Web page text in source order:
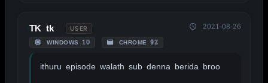
TK tk USER
WINDOWS 10 CHROME 92
2021-08-26
ithuru episode walath sub denna berida broo